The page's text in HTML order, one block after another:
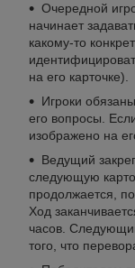
Очередной
начинает
какому-то
на его карточке).
Игроки
его вопросы.
изображено на
Ведущий
следующую
продолжается,
Ход
часов.
того, что